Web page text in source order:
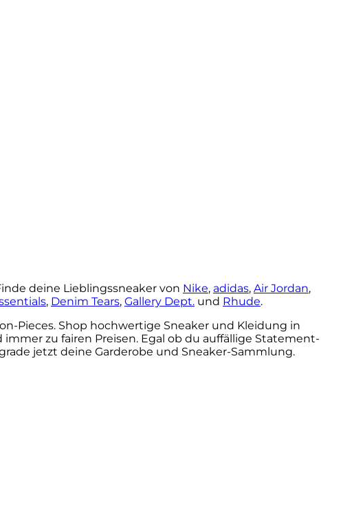
deine Lieblingssneaker von Nike, adidas, Air Jordan,
, Denim Tears, Gallery Dept. und Rhude.
Pieces. Shop hochwertige Sneaker und Kleidung in
zu fairen Preisen. Egal ob du auffällige Statement-
jetzt deine Garderobe und Sneaker-Sammlung.